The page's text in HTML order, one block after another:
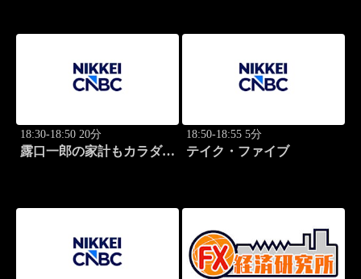
18:30-18:50 20分
露口一郎の家計もカラダも
18:50-18:55 5分
テイク・ファイブ